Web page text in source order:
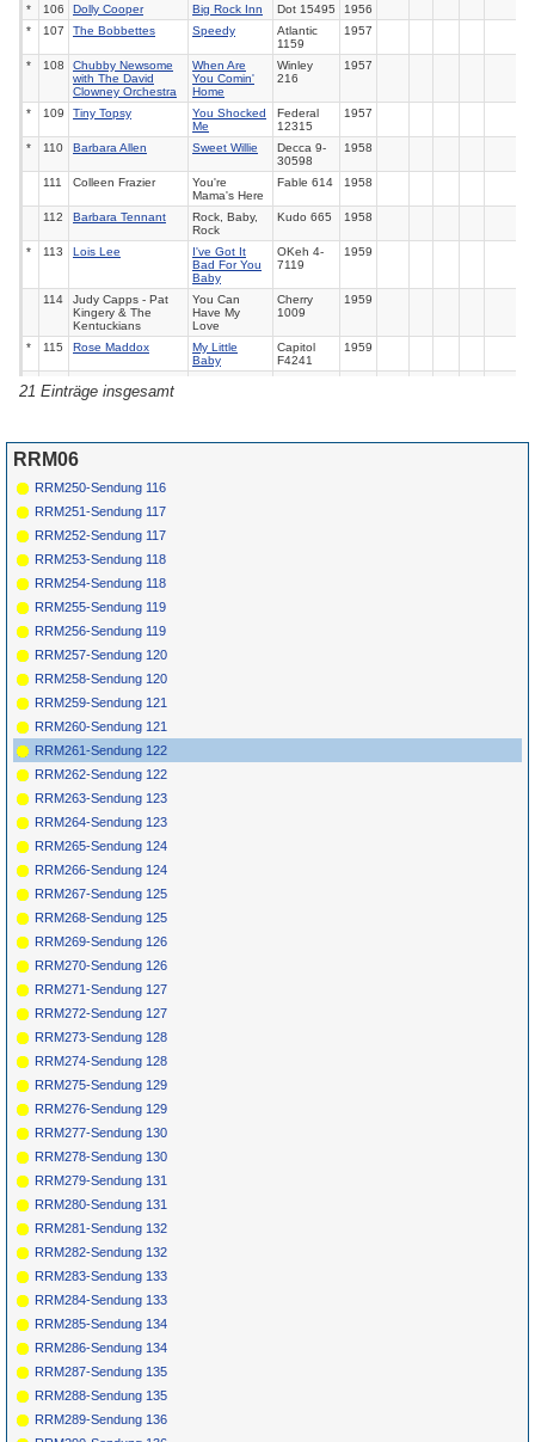
* 106 Dolly Cooper Big Rock Inn Dot 15495
1956
*
107 The Bobbettes Speedy
Atlantic
1159
1957
* 108
Chubby Newsome
with The David
Clowney Orchestra
When Are
You Comin'
Home
Winley
216
1957
* 109 Tiny Topsy
You Shocked
Me
Federal
12315
1957
* 110 Barbara Allen Sweet Willie Decca 9-
30598
1958
111 Colleen Frazier
You're
Mama's Here
Fable 614 1958
112 Barbara Tennant
Rock, Baby,
Rock
Kudo 665 1958
* 113 Lois Lee
I've Got It
Bad For You
Baby
OKeh 4-
7119
1959
114
Judy Capps - Pat
Kingery & The
Kentuckians
You Can
Have My
Love
Cherry
1009
1959
* 115 Rose Maddox
My Little
Baby
Capitol
F4241
1959
118 Fay Darling
120
Jeanette
Washington
* 121 Johnnie Ray
21 Einträge insgesamt
RRM06
RRM250-Sendung 116
RRM251-Sendung 117
RRM252-Sendung 117
RRM253-Sendung 118
RRM254-Sendung 118
RRM255-Sendung 119
RRM256-Sendung 119
RRM257-Sendung 120
RRM258-Sendung 120
RRM259-Sendung 121
RRM260-Sendung 121
RRM261-Sendung 122
RRM262-Sendung 122
RRM263-Sendung 123
RRM264-Sendung 123
RRM265-Sendung 124
RRM266-Sendung 124
RRM267-Sendung 125
RRM268-Sendung 125
RRM269-Sendung 126
RRM270-Sendung 126
RRM271-Sendung 127
RRM272-Sendung 127
RRM273-Sendung 128
RRM274-Sendung 128
RRM275-Sendung 129
RRM276-Sendung 129
RRM277-Sendung 130
RRM278-Sendung 130
RRM279-Sendung 131
RRM280-Sendung 131
RRM281-Sendung 132
RRM282-Sendung 132
RRM283-Sendung 133
RRM284-Sendung 133
RRM285-Sendung 134
RRM286-Sendung 134
RRM287-Sendung 135
RRM288-Sendung 135
RRM289-Sendung 136